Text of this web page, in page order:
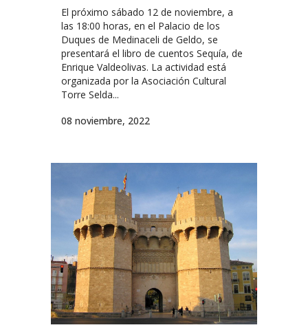
El próximo sábado 12 de noviembre, a
las 18:00 horas, en el Palacio de los
Duques de Medinaceli de Geldo, se
presentará el libro de cuentos Sequía, de
Enrique Valdeolivas. La actividad está
organizada por la Asociación Cultural
Torre Selda...
08 noviembre, 2022